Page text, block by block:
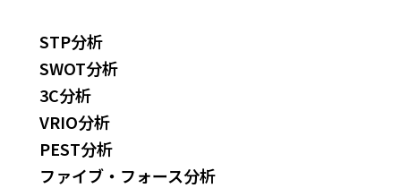
STP分析
SWOT分析
3C分析
VRIO分析
PEST分析
ファイブ・フォース分析